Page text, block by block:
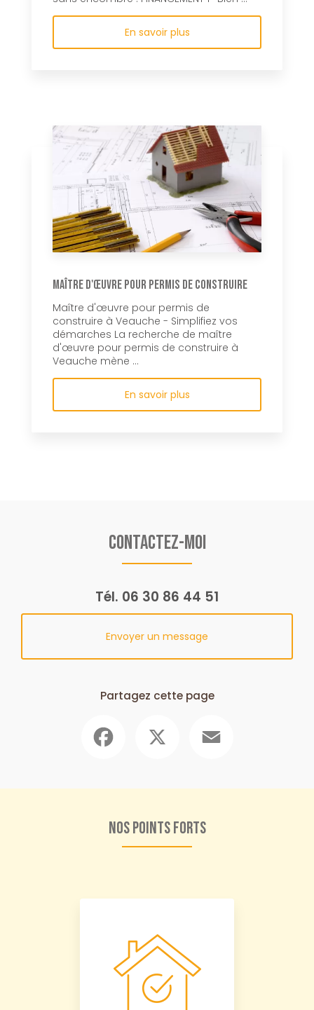
En savoir plus
Maître d'œuvre pour permis de construire
Maître d'œuvre pour permis de
construire à Veauche - Simplifiez vos
démarches La recherche de maître
d'œuvre pour permis de construire à
Veauche mène ...
En savoir plus
Contactez-moi
Tél. 06 30 86 44 51
Envoyer un message
Partagez cette page
Nos points forts